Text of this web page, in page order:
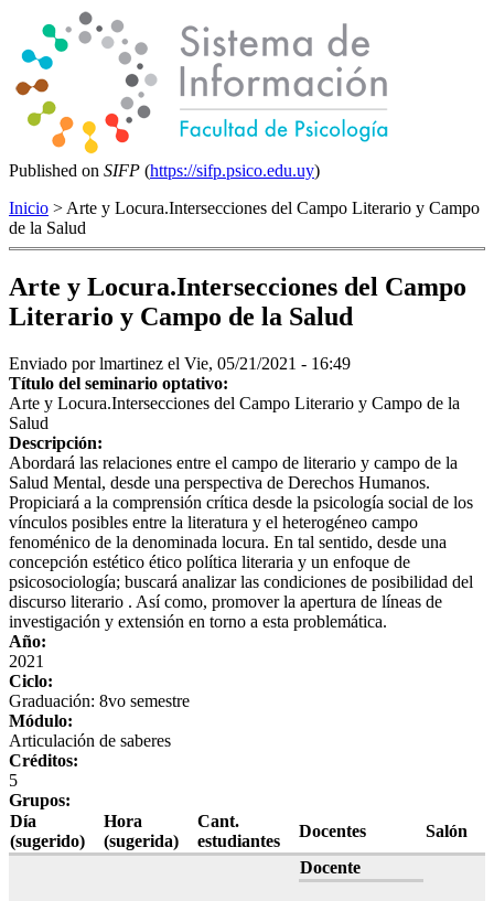
Published on SIFP (https://sifp.psico.edu.uy)
Inicio > Arte y Locura.Intersecciones del Campo Literario y Campo
de la Salud
Arte y Locura.Intersecciones del Campo
Literario y Campo de la Salud
Enviado porlmartinez el Vie, 05/21/2021 - 16:49
Título del seminario optativo:
Arte y Locura.Intersecciones del Campo Literario y Campo de la
Salud
Descripción:
Abordará las relaciones entre el campo de literario y campo de la
Salud Mental, desde una perspectiva de Derechos Humanos.
Propiciará a la comprensión crítica desde la psicología social de los
vínculos posibles entre la literatura y el heterogéneo campo
fenoménico de la denominada locura. En tal sentido, desde una
concepción estético ético política literaria y un enfoque de
psicosociología; buscará analizar las condiciones de posibilidad del
discurso literario . Así como, promover la apertura de líneas de
investigación y extensión en torno a esta problemática.
Año:
2021
Ciclo:
Graduación: 8vo semestre
Módulo:
Articulación de saberes
Créditos:
5
Grupos:
Día
(sugerido)
Hora
(sugerida)
Cant.
estudiantes
Docentes Salón
Docente